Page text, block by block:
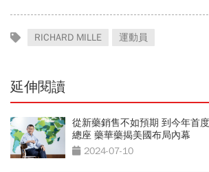
RICHARD MILLE 運動員
延伸閱讀
從新藥銷售不如預期 到今年首
總座 藥華藥揭美國布局內幕
2024-07-10